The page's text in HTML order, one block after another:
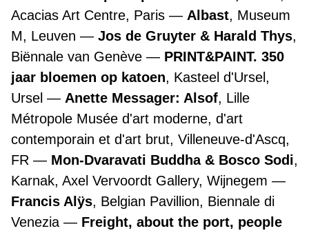
Acacias Art Centre, Paris
Albast, Museum
M, Leuven
Jos de Gruyter & Harald Thys,
Biënnale van Genève
PRINT&PAINT. 350
jaar bloemen op katoen, Kasteel d'Ursel,
Ursel
Anette Messager: Alsof, Lille
Métropole Musée d'art moderne, d'art
contemporain et d'art brut, Villeneuve-d'Ascq,
FR
Mon-Dvaravati Buddha & Bosco Sodi,
Karnak, Axel Vervoordt Gallery, Wijnegem
Francis Alÿs, Belgian Pavillion, Biennale di
Venezia
Freight, about the port, people